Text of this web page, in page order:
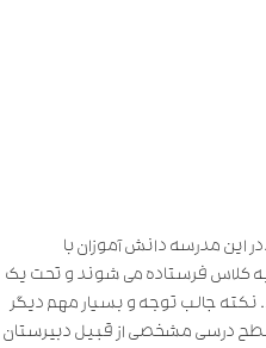
این مدرسه دانش آموزان با
کلاس فرستاده می شوند و تحت یک
نکته جالب توجه و بسیار مهم دیگر
درسی مشخصی از قبیل دبیرستان